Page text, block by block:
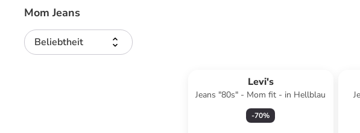
Mom Jeans
Beliebtheit
Levi's
Jeans "80s" - Mom fit - in Hellblau
-70%